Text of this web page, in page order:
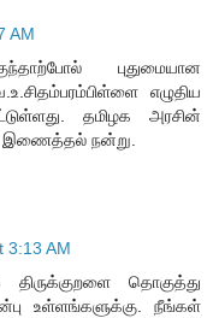
AM
புதுமையான
எழுதிய
தமிழக அரசின்
இணைத்தல் நன்று.
3:13 AM
தொகுத்து
உள்ளங்களுக்கு. நீங்கள்